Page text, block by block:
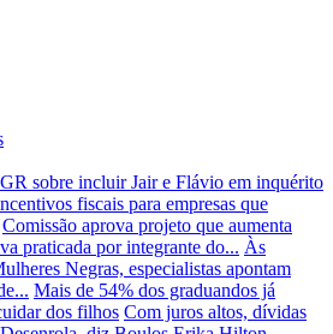
sobre incluir Jair e Flávio em inquérito
fiscais para empresas que
Comissão aprova projeto que aumenta
praticada por integrante do... Às
Negras, especialistas apontam
Mais de 54% dos graduandos já
dos filhos Com juros altos, dívidas